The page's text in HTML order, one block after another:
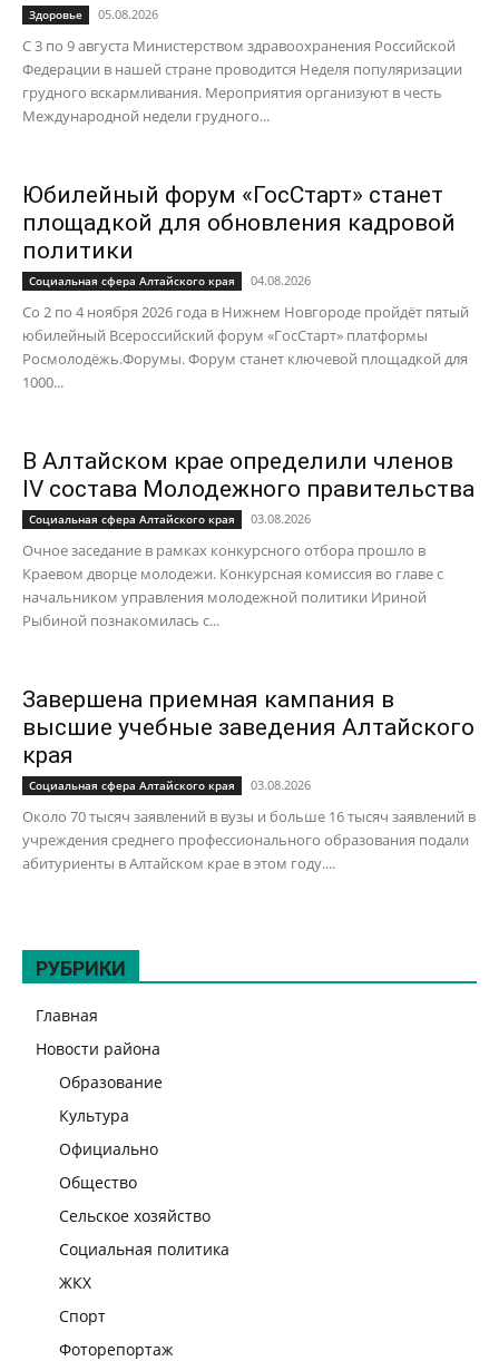
Здоровье 05.08.2026
С 3 по 9 августа Министерством здравоохранения Российской
Федерации в нашей стране проводится Неделя популяризации
грудного вскармливания. Мероприятия организуют в честь
Международной недели грудного...
Юбилейный форум «ГосСтарт» станет
площадкой для обновления кадровой
политики
Социальная сфера Алтайского края 04.08.2026
Со 2 по 4 ноября 2026 года в Нижнем Новгороде пройдёт пятый
юбилейный Всероссийский форум «ГосСтарт» платформы
Росмолодёжь.Форумы. Форум станет ключевой площадкой для
1000...
В Алтайском крае определили членов
IV состава Молодежного правительства
Социальная сфера Алтайского края 03.08.2026
Очное заседание в рамках конкурсного отбора прошло в
Краевом дворце молодежи. Конкурсная комиссия во главе с
начальником управления молодежной политики Ириной
Рыбиной познакомилась с...
Завершена приемная кампания в
высшие учебные заведения Алтайского
края
Социальная сфера Алтайского края 03.08.2026
Около 70 тысяч заявлений в вузы и больше 16 тысяч заявлений в
учреждения среднего профессионального образования подали
абитуриенты в Алтайском крае в этом году....
РУБРИКИ
Главная
Новости района
Образование
Культура
Официально
Общество
Сельское хозяйство
Социальная политика
ЖКХ
Спорт
Фоторепортаж